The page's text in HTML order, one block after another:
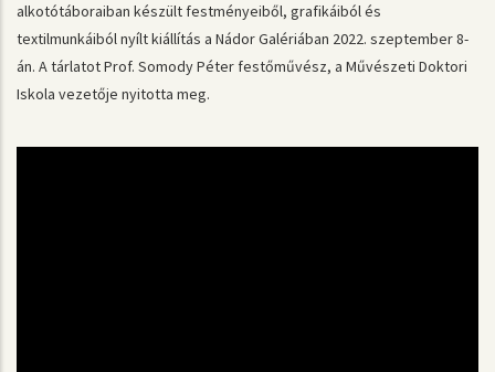
alkotótáboraiban készült festményeiből, grafikáiból és
textilmunkáiból nyílt kiállítás a Nádor Galériában 2022. szeptember 8-
án. A tárlatot Prof. Somody Péter festőművész, a Művészeti Doktori
Iskola vezetője nyitotta meg.